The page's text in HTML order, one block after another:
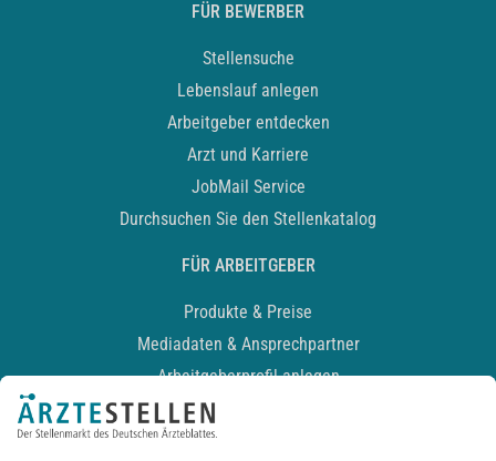
FÜR BEWERBER
Stellensuche
Lebenslauf anlegen
Arbeitgeber entdecken
Arzt und Karriere
JobMail Service
Durchsuchen Sie den Stellenkatalog
FÜR ARBEITGEBER
Produkte & Preise
Mediadaten & Ansprechpartner
Arbeitgeberprofil anlegen
Recruiting-Podcast